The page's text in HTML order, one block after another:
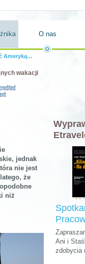
O nas
Ameryką…
wakacji
jednak
nie jest
że
niż
Ani i
zdobycia